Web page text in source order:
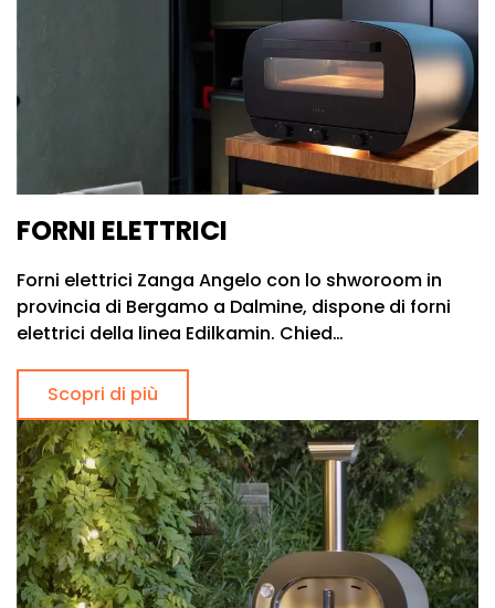
FORNI ELETTRICI
Forni elettrici Zanga Angelo con lo shworoom in
provincia di Bergamo a Dalmine, dispone di forni
elettrici della linea Edilkamin. Chied…
Scopri di più